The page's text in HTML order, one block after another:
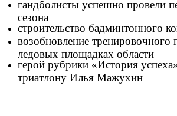
гандболисты успешно провели
сезона
строительство бадминтонного
возобновление тренировочного
ледовых площадках области
герой рубрики «История
триатлону Илья Мажухин